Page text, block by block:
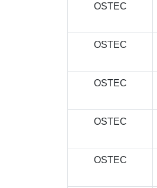
OSTEC
OSTEC
OSTEC
OSTEC
OSTEC